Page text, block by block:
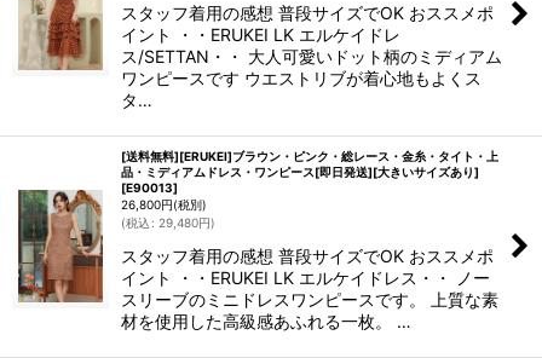
スタッフ着用の感想 普段サイズでOK おススメポ
イント ・・ERUKEI LK エルケイドレ
ス/SETTAN・・ 大人可愛いドット柄のミディアム
ワンピースです ウエストリブが着心地もよくス
タ…
[送料無料][ERUKEI]ブラウン・ピンク・総レース・金糸・タイト・上
品・ミディアムドレス・ワンピース[即日発送][大きいサイズあり]
[E90013]
26,800円(税別)
(税込 : 29,480円)
スタッフ着用の感想 普段サイズでOK おススメポ
イント ・・ERUKEI LK エルケイドレス・・ ノー
スリーブのミニドレスワンピースです。 上質な素
材を使用した高級感あふれる一枚。 …